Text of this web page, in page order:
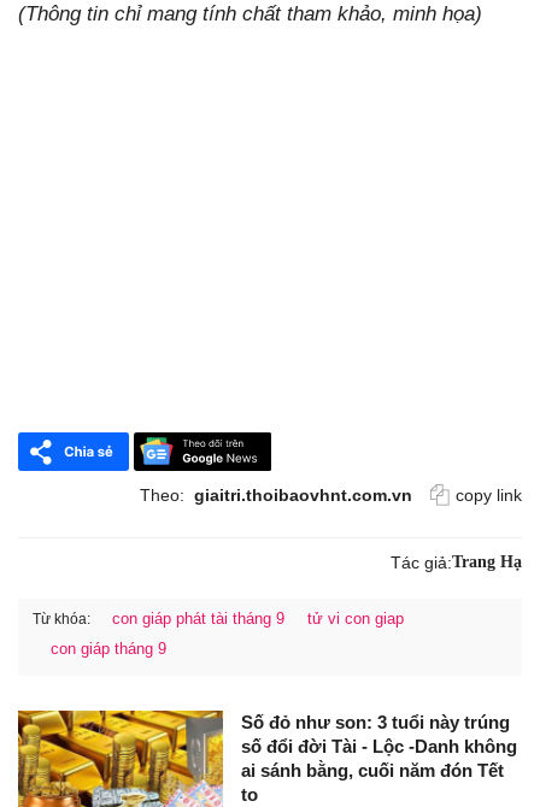
‏(Thông tin chỉ mang tính chất tham khảo, minh họa)
Theo: giaitri.thoibaovhnt.com.vn copy link
Tác giả:Trang Hạ
Từ khóa: con giáp phát tài tháng 9
tử vi con giap
con giáp tháng 9
Số đỏ như son: 3 tuổi này trúng
số đổi đời Tài - Lộc -Danh không
ai sánh bằng, cuối năm đón Tết
to